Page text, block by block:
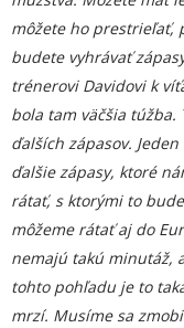
môžete ho prestrieľať,
budete vyhrávať
trénerovi Davidovi k
bola tam väčšia
ďalších zápasov.
ďalšie zápasy, ktoré
rátať, s ktorými to
môžeme rátať aj do
nemajú takú minutáž,
tohto pohľadu je to
mrzí. Musíme sa